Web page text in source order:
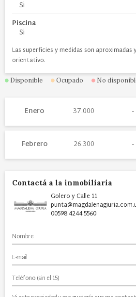
Si
Piscina
Si
Las superficies y medidas son
orientativo.
Disponible Ocupado No
Enero 37.000
Febrero 26.300
Contactá a la inmobiliaria
Golero y Calle 11
00598 4244 5560